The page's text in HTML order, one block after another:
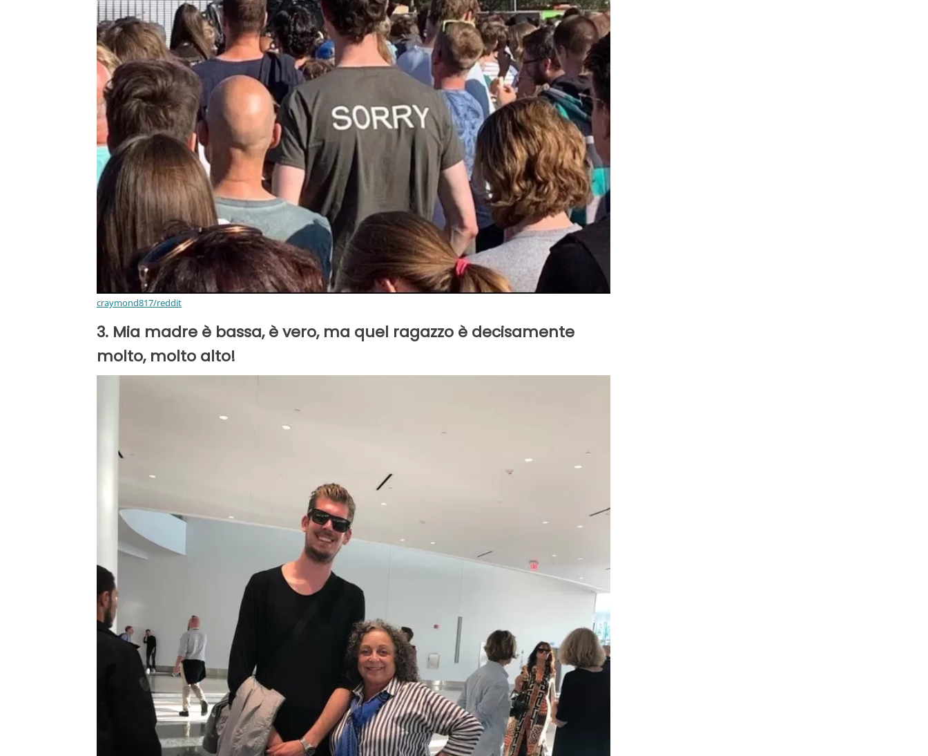
craymond817/reddit
3. Mia madre è bassa, è vero, ma quel ragazzo è decisamente
molto, molto alto!